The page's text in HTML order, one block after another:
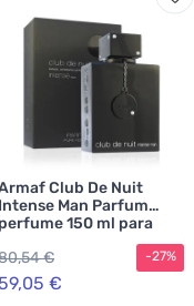
Club De Nuit
Intense Man Parfum
perfume 150 ml para
€
€
-27%